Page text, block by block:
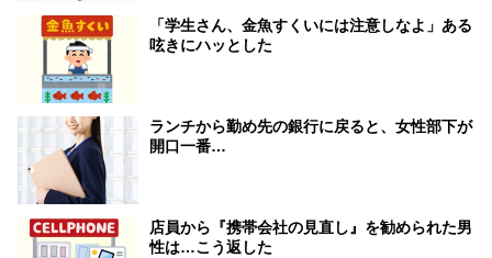
「学生さん、金魚すくいには注意しなよ」ある
呟きにハッとした
ランチから勤め先の銀行に戻ると、女性部下が
開口一番…
店員から『携帯会社の見直し』を勧められた男
性は…こう返した